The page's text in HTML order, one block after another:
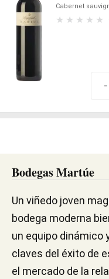
Cabernet
-
Bodegas Martúe
Un viñedo joven
bodega moderna
un equipo dinámico
claves del éxito de
el mercado de la